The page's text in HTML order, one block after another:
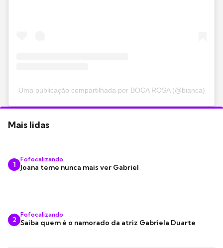
Uma publicação compartilhada por BOCA ROSA (@bianca)
Mais lidas
1
Fofocalizando
Joana teme nunca mais ver Gabriel
2
Fofocalizando
Saiba quem é o namorado da atriz Gabriela Duarte